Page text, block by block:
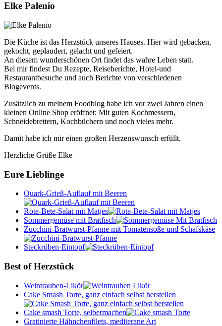
Elke Palenio
Die Küche ist das Herzstück unseres Hauses. Hier wird gebacken,
gekocht, geplaudert, gelacht und gefeiert.
An diesem wunderschönen Ort findet das wahre Leben statt.
Bei mir findest Du Rezepte, Reiseberichte, Hotel-und
Restaurantbesuche und auch Berichte von verschiedenen
Blogevents.
Zusätzlich zu meinem Foodblog habe ich vor zwei Jahren einen
kleinen Online Shop eröffnet: Mit guten Kochmessern,
Schneidebrettern, Kochbüchern und noch vieles mehr.
Damit habe ich mir einen großen Herzenswunsch erfüllt.
Herzliche Grüße Elke
Eure Lieblinge
Quark-Grieß-Auflauf mit Beeren
Rote-Bete-Salat mit Matjes
Sommergemüse mit Bratfisch
Zucchini-Bratwurst-Pfanne mit Tomatensoße und Schafskäse
Steckrüben-Eintopf
Best of Herzstück
Weintrauben-Likör
Cake Smash Torte, ganz einfach selbst herstellen
Cake smash Torte, selbermachen
Gratinierte Hähnchenfilets, mediterane Art